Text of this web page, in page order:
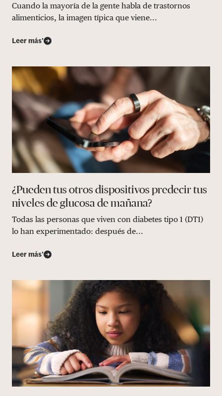
Cuando la mayoría de la gente habla de trastornos
alimenticios, la imagen típica que viene...
Leer más’
¿Pueden tus otros dispositivos predecir tus
niveles de glucosa de mañana?
Todas las personas que viven con diabetes tipo 1 (DT1)
lo han experimentado: después de...
Leer más’